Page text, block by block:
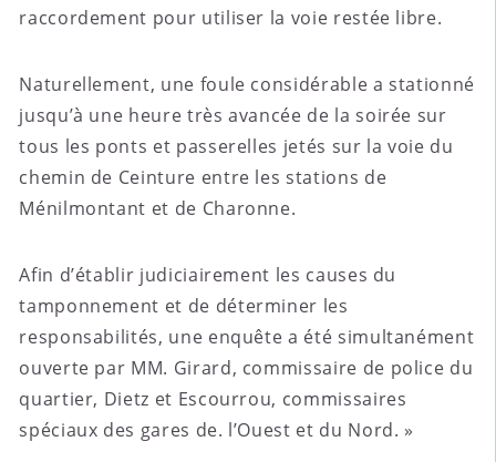
raccordement pour utiliser la voie restée libre.
Naturellement, une foule considérable a stationné
jusqu’à une heure très avancée de la soirée sur
tous les ponts et passerelles jetés sur la voie du
chemin de Ceinture entre les stations de
Ménilmontant et de Charonne.
Afin d’établir judiciairement les causes du
tamponnement et de déterminer les
responsabilités, une enquête a été simultanément
ouverte par MM. Girard, commissaire de police du
quartier, Dietz et Escourrou, commissaires
spéciaux des gares de. l’Ouest et du Nord. »